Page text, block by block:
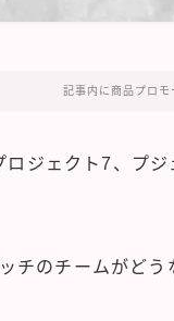
記事内に商品プロ
ロジェクト7、プ
チのチームがどう